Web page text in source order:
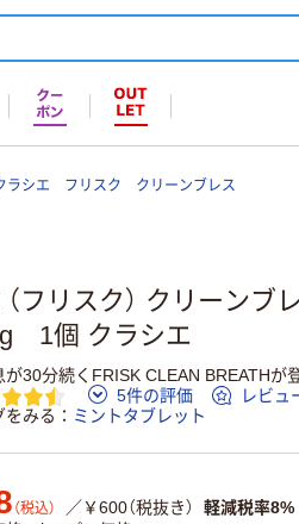
ラシエ フリスク クリーンブレス
フリスク） クリーン
1個 クラシエ
が30分続くFRISK CLEAN BREATHが
5件の評価
レビュ
をみる
ミントタブレット
（税込） ／￥600（税抜き）
軽減税率8%